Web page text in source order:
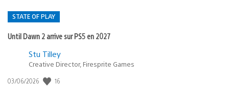
STATE OF PLAY
Until Dawn 2 arrive sur PS5 en 2027
Postée
:
Stu Tilley
Creative Director, Firesprite Games
Date
03/06/2026 16